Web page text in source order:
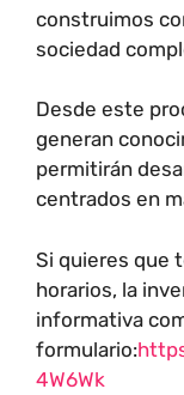
construimos
sociedad
Desde este
generan
permitirán
centrados en
Si quieres que
horarios, la
informativa
formulario:
4W6Wk